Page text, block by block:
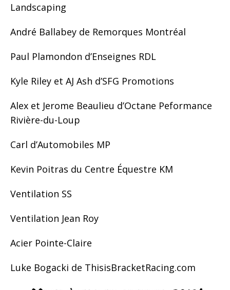
Landscaping
André Ballabey de Remorques Montréal
Paul Plamondon d’Enseignes RDL
Kyle Riley et AJ Ash d’SFG Promotions
Alex et Jerome Beaulieu d’Octane Peformance
Rivière-du-Loup
Carl d’Automobiles MP
Kevin Poitras du Centre Équestre KM
Ventilation SS
Ventilation Jean Roy
Acier Pointe-Claire
Luke Bogacki de ThisisBracketRacing.com